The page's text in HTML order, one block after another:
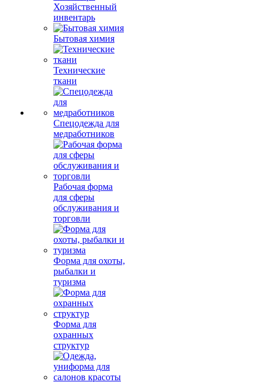
Хозяйственный
инвентарь
Бытовая химия
Технические
ткани
Спецодежда для
медработников
Рабочая форма
для сферы
обслуживания и
торговли
Форма для охоты,
рыбалки и
туризма
Форма для
охранных
структур